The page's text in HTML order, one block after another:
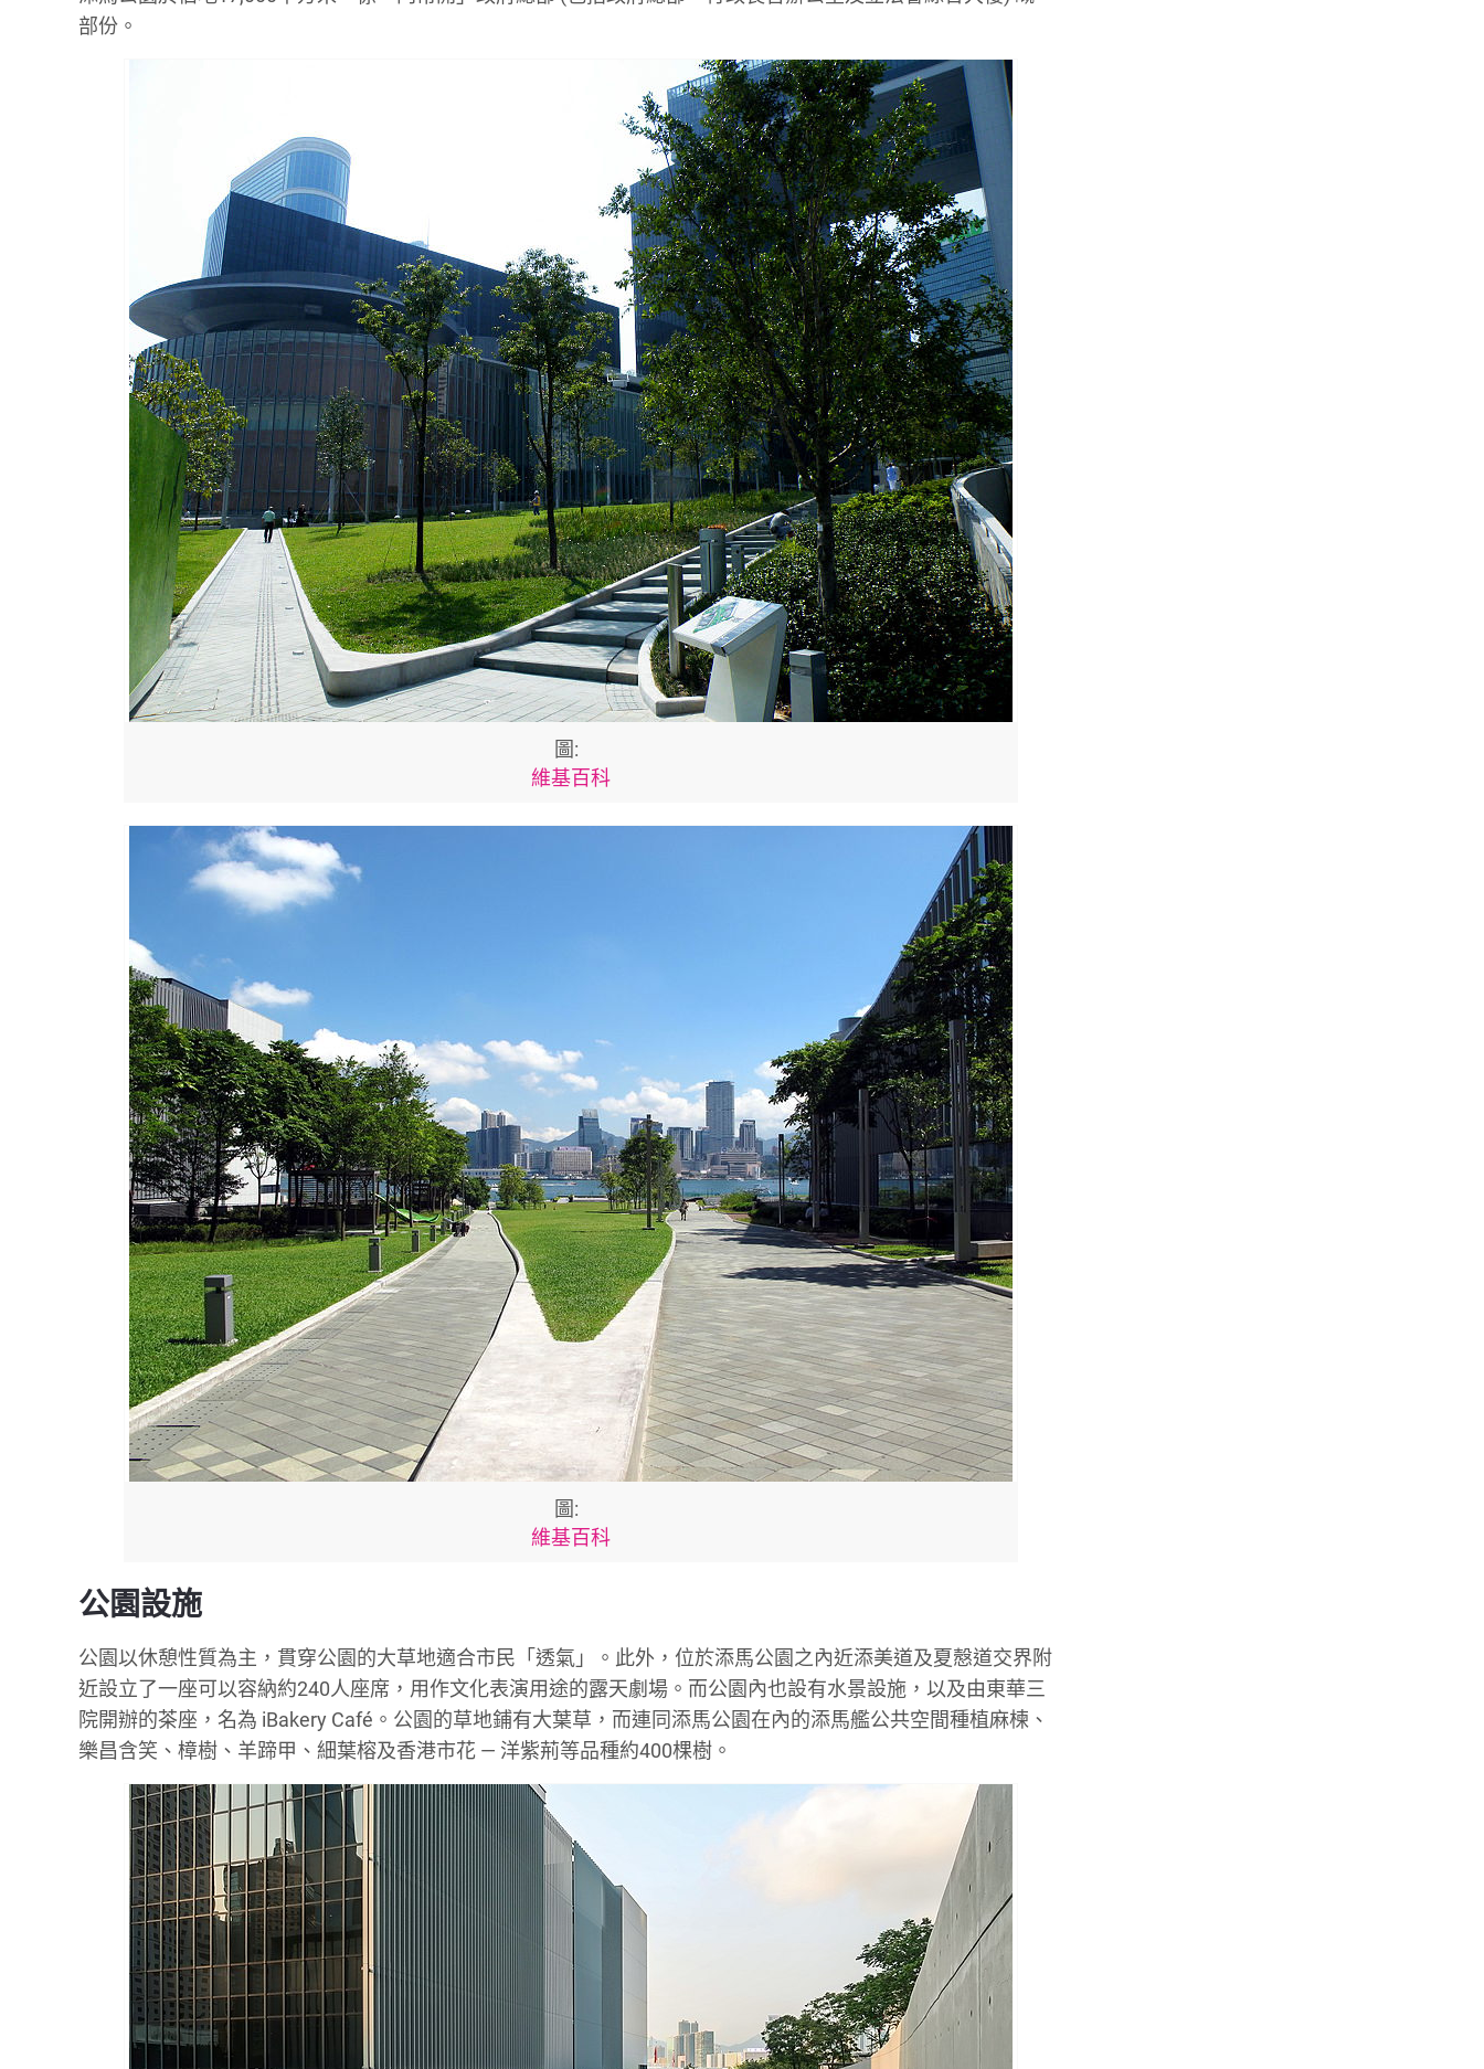
部份。
圖:
維基百科
圖:
維基百科
公園設施
公園以休憩性質為主，貫穿公園的大草地適合市民「透氣」。此外，位於添馬公園之內近添美道及夏慤道交界附
近設立了一座可以容納約240人座席，用作文化表演用途的露天劇場。而公園內也設有水景設施，以及由東華三
院開辦的茶座，名為 iBakery Café。公園的草地鋪有大葉草，而連同添馬公園在內的添馬艦公共空間種植麻楝、
樂昌含笑、樟樹、羊蹄甲、細葉榕及香港市花 — 洋紫荊等品種約400棵樹。